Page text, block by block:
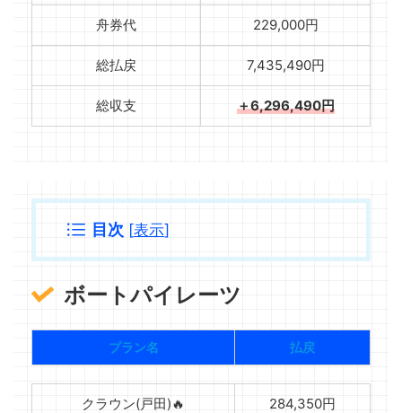
舟券代 229,000円
総払戻 7,435,490円
総収支 ＋6,296,490円
目次 [表示]
ボートパイレーツ
プラン名 払戻
クラウン(戸田)🔥 284,350円